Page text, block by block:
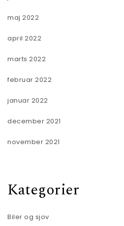
maj 2022
april 2022
marts 2022
februar 2022
januar 2022
december 2021
november 2021
Kategorier
Biler og sjov